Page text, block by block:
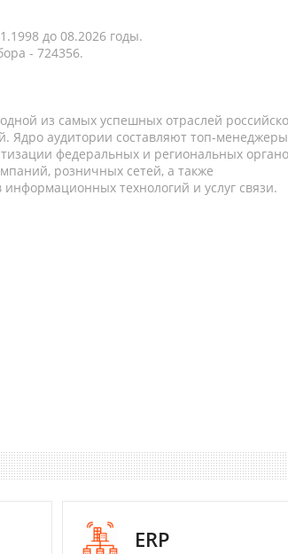
до 08.2026 годы.
- 724356.
из самых успешных отраслей
Ядро аудитории составляют топ-
федеральных и региональных
розничных сетей, а также
технологий и услуг связи.
ERP